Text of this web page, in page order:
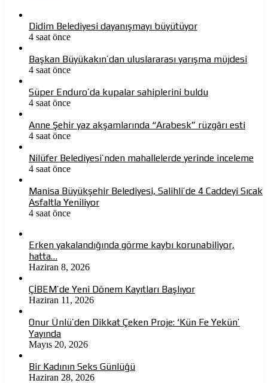
Didim Belediyesi dayanışmayı büyütüyor
4 saat önce
Başkan Büyükakın’dan uluslararası yarışma müjdesi
4 saat önce
Süper Enduro’da kupalar sahiplerini buldu
4 saat önce
Anne Şehir yaz akşamlarında “Arabesk” rüzgârı esti
4 saat önce
Nilüfer Belediyesi’nden mahallelerde yerinde inceleme
4 saat önce
Manisa Büyükşehir Belediyesi, Salihli’de 4 Caddeyi Sıcak
Asfaltla Yeniliyor
4 saat önce
Erken yakalandığında görme kaybı korunabiliyor,
hatta…
Haziran 8, 2026
ÇİBEM’de Yeni Dönem Kayıtları Başlıyor
Haziran 11, 2026
Onur Ünlü’den Dikkat Çeken Proje: ‘Kün Fe Yekün’
Yayında
Mayıs 20, 2026
Bir Kadının Seks Günlüğü
Haziran 28, 2026